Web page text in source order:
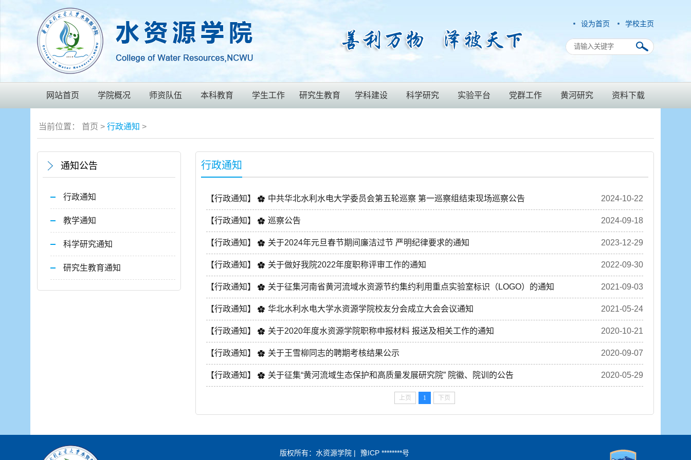
设为首页 学校主页
网站首页 学院概况 师资队伍 本科教育 学生工作 研究生教育 学科建设 科学研究 实验平台 党群工作 黄河研究 资料下载
当前位置： 首页 > 行政通知 >
通知公告
行政通知
教学通知
科学研究通知
研究生教育通知
行政通知
【行政通知】 中共华北水利水电大学委员会第五轮巡察 第一巡察组结束现场巡察公告 2024-10-22
【行政通知】 巡察公告 2024-09-18
【行政通知】 关于2024年元旦春节期间廉洁过节 严明纪律要求的通知 2023-12-29
【行政通知】 关于做好我院2022年度职称评审工作的通知 2022-09-30
【行政通知】 关于征集河南省黄河流域水资源节约集约利用重点实验室标识（LOGO）的通知 2021-09-03
【行政通知】 华北水利水电大学水资源学院校友分会成立大会会议通知 2021-05-24
【行政通知】 关于2020年度水资源学院职称申报材料 报送及相关工作的通知 2020-10-21
【行政通知】 关于王雪柳同志的聘期考核结果公示 2020-09-07
【行政通知】 关于征集“黄河流域生态保护和高质量发展研究院” 院徽、院训的公告 2020-05-29
上页 1 下页
版权所有：水资源学院 | 豫ICP ********号